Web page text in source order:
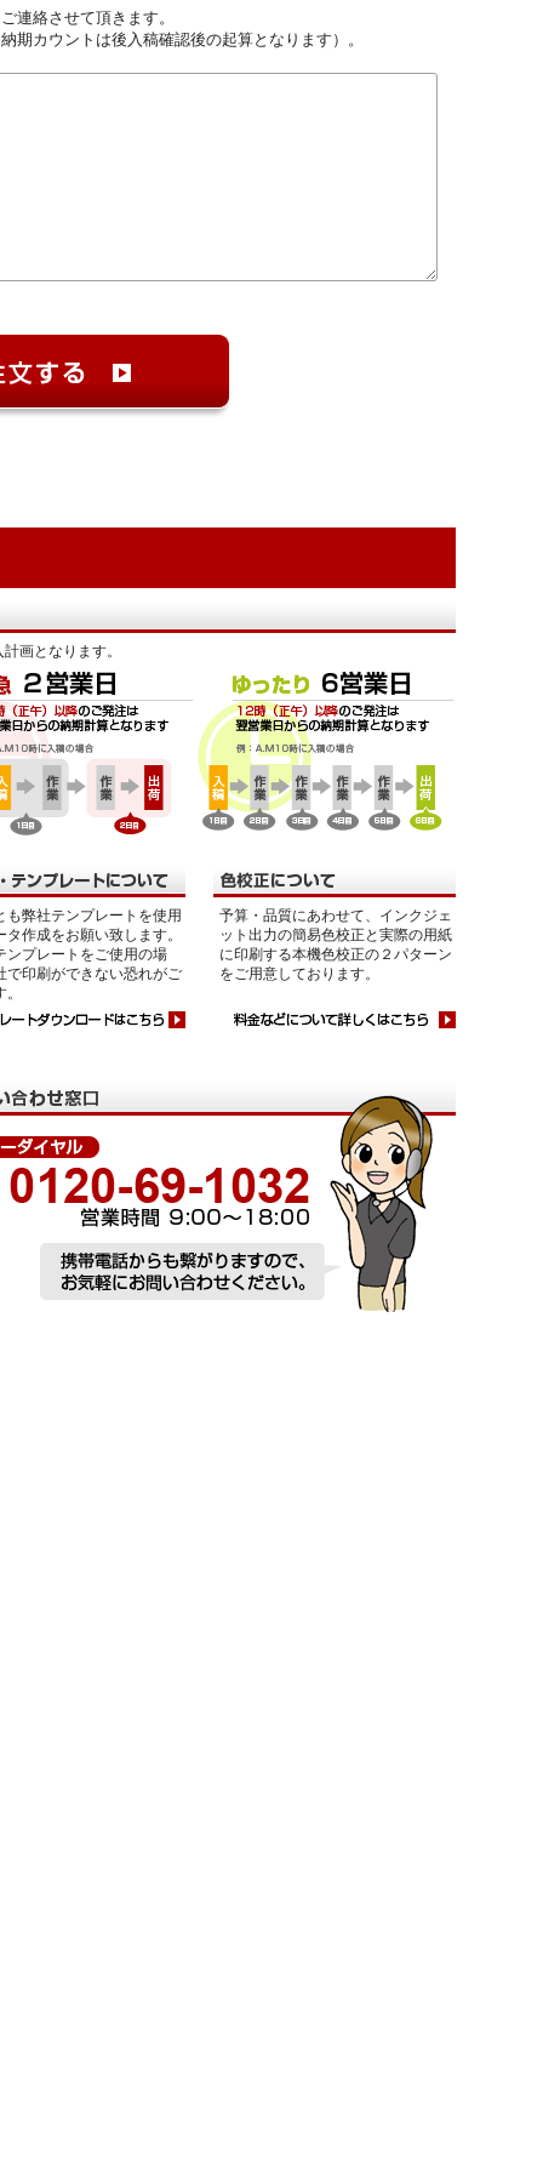
連絡させて頂きます。
期カウントは後入稿確認後の起算となります）。
画となります。
も弊社テンプレートを使用
タ作成をお願い致します。
ンプレートをご使用の場
で印刷ができない恐れがご
予算・品質にあわせて、インクジェ
ット出力の簡易色校正と実際の用紙
に印刷する本機色校正の２パターン
をご用意しております。